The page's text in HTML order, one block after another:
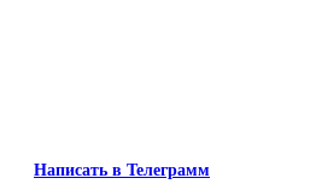
Написать в Телеграмм